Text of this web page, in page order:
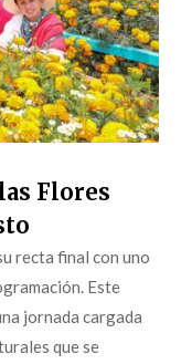
Flores
recta final con uno
Este
jornada cargada
que se